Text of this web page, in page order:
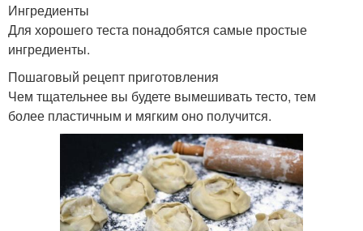
Ингредиенты
Для хорошего теста понадобятся самые простые
ингредиенты.
Пошаговый рецепт приготовления
Чем тщательнее вы будете вымешивать тесто, тем
более пластичным и мягким оно получится.